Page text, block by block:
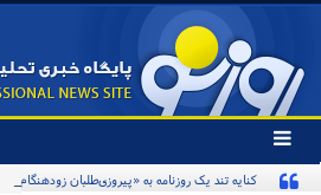
تغییر
وضعیت
منوی
کنایه تند یک روزنامه به «پیروزی‌طلبان زودهنگام» و